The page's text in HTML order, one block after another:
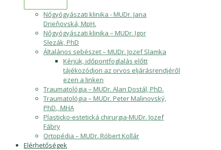
Nőgyógyászati klinika - MUDr. Jana
Drieňovská, MpH.
Nőgyógyászati klinika – MUDr. Igor
Slezák, PhD
Általános sebészet – MUDr. Jozef Slamka
Kérjük, időpontfoglalás előtt
tájékozódjon az orvos eljárásrendjéről
ezen a linken
Traumatológia – MUDr. Alan Dostál, PhD.
Traumatológia – MUDr. Peter Malinovský,
PhD., MHA
Plasticko-estetická chirurgia-MUDr. Jozef
Fábry
Ortopédia – MUDr. Róbert Kollár
Elérhetőségek